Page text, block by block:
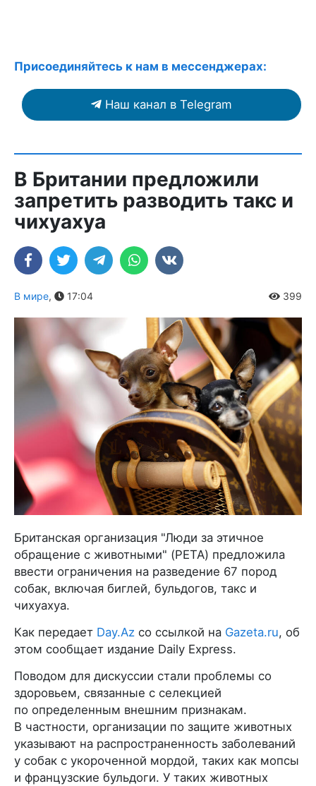
Присоединяйтесь к нам в мессенджерах:
Наш канал в Telegram
В Британии предложили
запретить разводить такс и
чихуахуа
В мире, 17:04 399
Британская организация "Люди за этичное
обращение с животными" (PETA) предложила
ввести ограничения на разведение 67 пород
собак, включая биглей, бульдогов, такс и
чихуахуа.
Как передает Day.Az со ссылкой на Gazeta.ru, об
этом сообщает издание Daily Express.
Поводом для дискуссии стали проблемы со
здоровьем, связанные с селекцией
по определенным внешним признакам.
В частности, организации по защите животных
указывают на распространенность заболеваний
у собак с укороченной мордой, таких как мопсы
и французские бульдоги. У таких животных